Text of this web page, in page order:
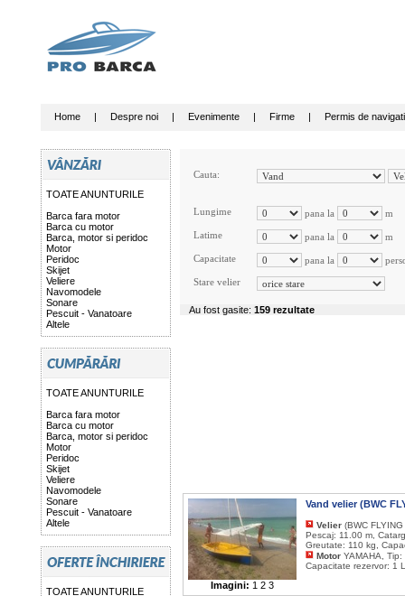
Home | Despre noi | Evenimente | Firme | Permis de
TOATE ANUNTURILE
Barca fara motor
Barca cu motor
Barca, motor si peridoc
Motor
Peridoc
Skijet
Veliere
Navomodele
Sonare
Pescuit - Vanatoare
Altele
TOATE ANUNTURILE
Barca fara motor
Barca cu motor
Barca, motor si peridoc
Motor
Peridoc
Skijet
Veliere
Navomodele
Sonare
Pescuit - Vanatoare
Altele
TOATE ANUNTURILE
Cauta:
Lungime pana la
m
Latime
pana la
m
Capacitate
pana la
Stare velier
Au fost gasite: 159 rezultate
Imagini: 1 2 3
Vand velier (BWC
Velier (BWC
Pescaj: 11.00 m,
Greutate: 110 kg,
Motor YAMAHA,
Capacitate rezervor: 1